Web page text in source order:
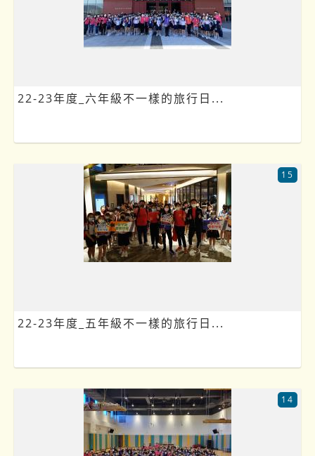
22-23年度_六年級不一樣的旅行日...
22-23年度_五年級不一樣的旅行日...
15
14